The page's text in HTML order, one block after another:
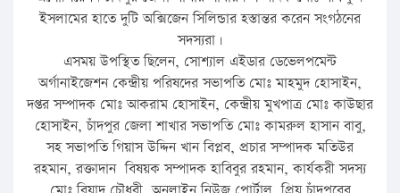
ইসলামের হাতে দুটি অক্সিজেন সিলিন্ডার হস্তান্তর করেন সংগঠনের
সদস্যরা।
এসময় উপস্থিত ছিলেন, সোশ্যাল এইডার ডেভেলপমেন্ট
অর্গানাইজেশন কেন্দ্রীয় পরিষদের সভাপতি মোঃ মাহমুদ হোসাইন,
দপ্তর সম্পাদক মোঃ আকরাম হোসাইন, কেন্দ্রীয় মুখপাত্র মোঃ কাউছার
হোসাইন, চাঁদপুর জেলা শাখার সভাপতি মোঃ কামরুল হাসান বাবু,
সহ সভাপতি গিয়াস উদ্দিন খান বিপ্লব, প্রচার সম্পাদক মতিউর
রহমান, রক্তাদান বিষয়ক সম্পাদক হাবিবুর রহমান, কার্যকরী সদস্য